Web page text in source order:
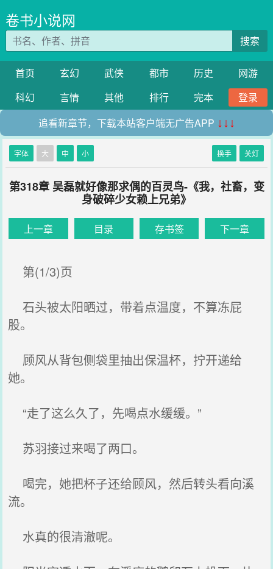
卷书小说网
搜索
首页 玄幻 武侠 都市 历史
网游
科幻
言情 其他 排行 完本
登录
追看新章节，下载本站客户端无广告APP ↓↓↓
字体 大 中 小 换手 关灯
第318章 吴磊就好像那求偶的百灵鸟-《我，社畜，变
身破碎少女赖上兄弟》
上一章 目录 存书签 下一章
第(1/3)页
石头被太阳晒过，带着点温度，不算冻屁
股。
顾风从背包侧袋里抽出保温杯，拧开递给
她。
“走了这么久了，先喝点水缓缓。”
苏羽接过来喝了两口。
喝完，她把杯子还给顾风，然后转头看向溪
流。
水真的很清澈呢。